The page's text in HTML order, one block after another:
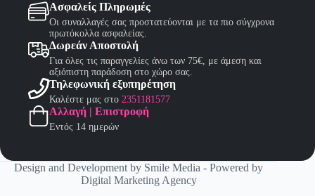
Ασφαλείς Πληρωμές
Οι συναλλαγές σας προστατεύονται με τα πιο σύγχρονα
πρωτόκολλα ασφαλείας.
Δωρεάν Αποστολή
Για όλες τις παραγγελίες άνω των 75€, με άμεση και
αξιόπιστη παράδοση στο χώρο σας.
Τηλεφωνική εξυπηρέτηση
Καλέστε μας στο 2351181577
Αλλαγή | Επιστροφή
Εντός 14 ημερών
Design and Development by Smile Media - Powered by
Digital Marketing Agency